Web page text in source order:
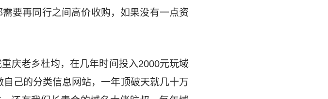
要再同行之间高价收购，如果没有一点资
庆老乡杜均，在几年时间投入2000元玩域
己的分类信息网站，一年顶破天就几十万